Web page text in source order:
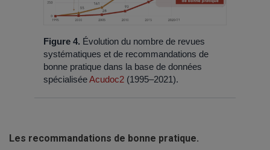
Figure 4. Évolution du nombre de revues
systématiques et de recommandations de
bonne pratique dans la base de données
spécialiséeAcudoc2(1995–2021).
Les recommandations de bonne pratique.